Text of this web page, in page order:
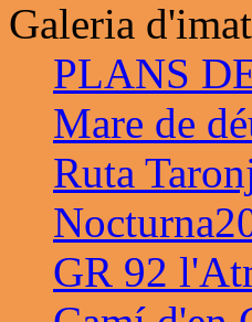
Galeria
PLANS
Mare de
Ruta
GR 92